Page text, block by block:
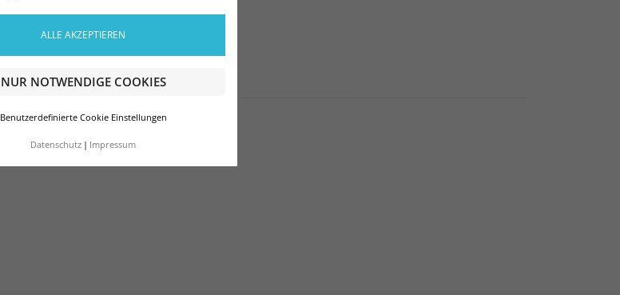
ALLE AKZEPTIEREN
NUR NOTWENDIGE COOKIES
Benutzerdefinierte Cookie Einstellungen
Datenschutz Impressum